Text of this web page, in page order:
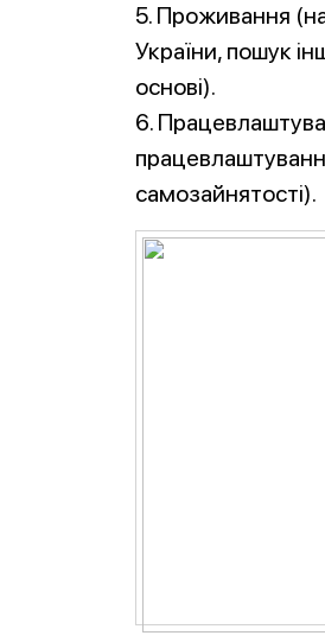
5. Проживання
України, пошук
основі).
6.
самозайнятості).